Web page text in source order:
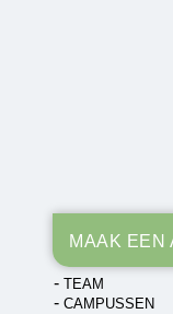
MAAK EEN
TEAM
CAMPUSSEN